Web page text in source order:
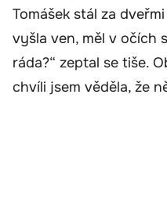
Tomášek stál za
vyšla ven, měl v očích
ráda?“ zeptal se tiše.
chvíli jsem věděla, že